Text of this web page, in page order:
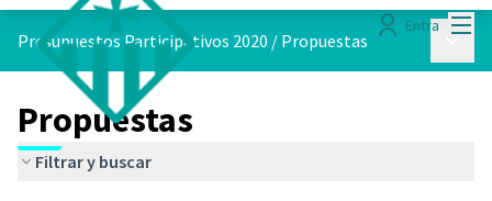
Entra
Presupuestos Participativos 2020 / Propuestas
Propuestas
Filtrar y buscar